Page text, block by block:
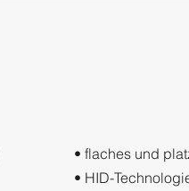
• flaches und
• HID-